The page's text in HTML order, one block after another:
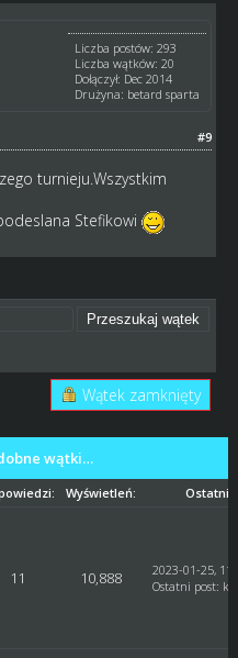
Liczba postów: 293
Liczba wątków: 20
Dołączył: Dec 2014
Drużyna: betard sparta
#9
turnieju.Wszystkim
Stefikowi
Wątek zamknięty
wątki…
Wyświetleń: Ostatni
11 10,888
2023-01-25,
Ostatni post: